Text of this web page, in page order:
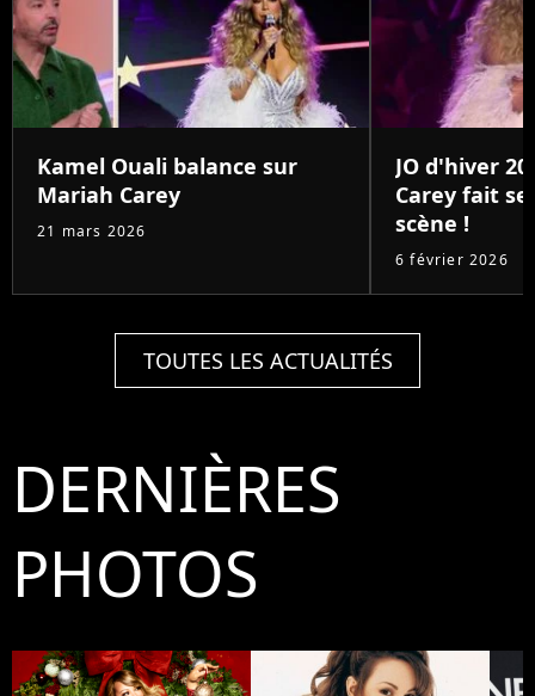
Kamel Ouali balance sur
Mariah Carey
21 mars 2026
JO d'hiver
Carey fait
scène !
6 février 2026
TOUTES LES ACTUALITÉS
DERNIÈRES
PHOTOS